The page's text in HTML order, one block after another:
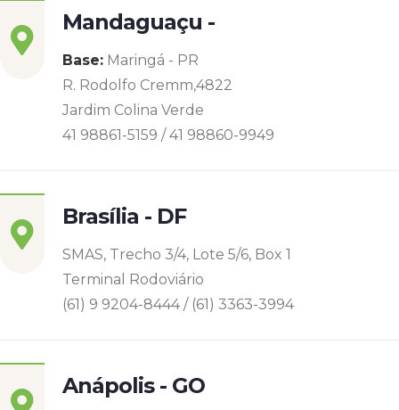
Mandaguaçu -
Base: Maringá - PR
R. Rodolfo Cremm,4822
Jardim Colina Verde
41 98861-5159 / 41 98860-9949
Brasília - DF
SMAS, Trecho 3/4, Lote 5/6, Box 1
Terminal Rodoviário
(61) 9 9204-8444 / (61) 3363-3994
Anápolis - GO